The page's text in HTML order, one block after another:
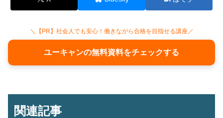
＼【PR】社会人でも安心！働きながら合格を目指せる講座／
ユーキャンの無料資料をチェックする
関連記事